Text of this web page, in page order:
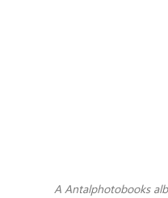
A Antalphotobooks